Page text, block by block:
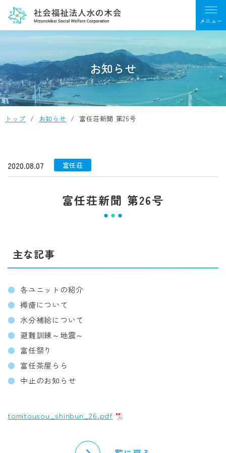
お知らせ
トップ お知らせ 富任荘新聞 第26号
2020.08.07 富任荘
富任荘新聞 第26号
主な記事
各ユニットの紹介
褥瘡について
水分補給について
避難訓練～地震～
富任祭り
富任茶屋らら
中止のお知らせ
tomitousou_shinbun_26.pdf